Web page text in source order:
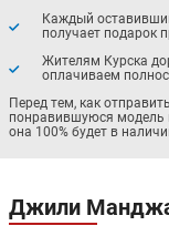
Каждый
получает подарок
Жителям Курска
оплачиваем
Перед тем, как
понравившуюся модель
она 100% будет в
Джили